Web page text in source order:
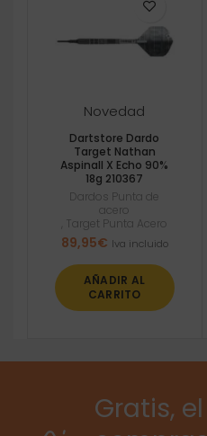
Novedad
Dartstore Dardo
Target Nathan
Aspinall X Echo 90%
18g 210367
Dardos Punta de
acero
Target Punta Acero
89,95€ Iva incluido
AÑADIR AL
CARRITO
Gratis,